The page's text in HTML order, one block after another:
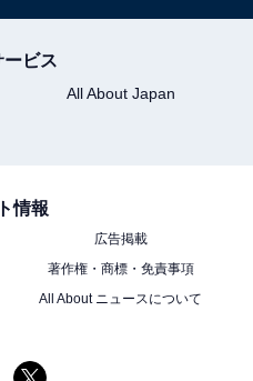
ービス
All About Japan
情報
広告掲載
著作権・商標・免責事項
All About ニュースについて